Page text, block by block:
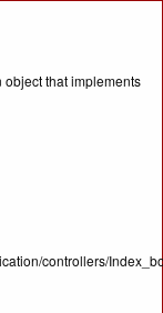
object that implements
controllers/